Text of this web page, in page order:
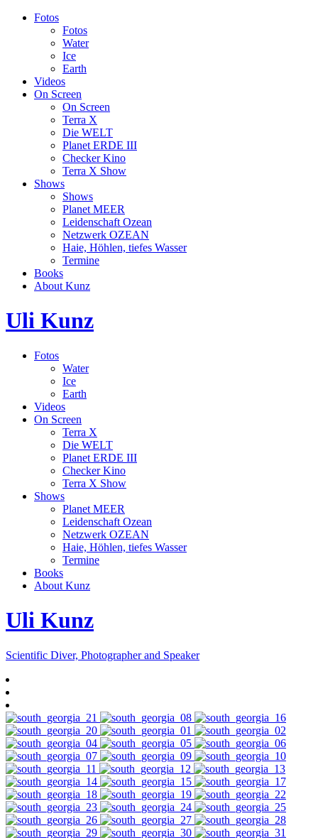
Fotos
Fotos
Water
Ice
Earth
Videos
On Screen
On Screen
Terra X
Die WELT
Planet ERDE III
Checker Kino
Terra X Show
Shows
Shows
Planet MEER
Leidenschaft Ozean
Netzwerk OZEAN
Haie, Höhlen, tiefes Wasser
Termine
Books
About Kunz
Uli Kunz
Fotos
Water
Ice
Earth
Videos
On Screen
Terra X
Die WELT
Planet ERDE III
Checker Kino
Terra X Show
Shows
Planet MEER
Leidenschaft Ozean
Netzwerk OZEAN
Haie, Höhlen, tiefes Wasser
Termine
Books
About Kunz
Uli Kunz
Scientific Diver, Photographer and Speaker